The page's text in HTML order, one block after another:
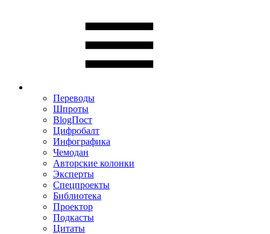
Переводы
Шпроты
BlogПост
Цифробалт
Инфографика
Чемодан
Авторские колонки
Эксперты
Спецпроекты
Библиотека
Проектор
Подкасты
Цитаты